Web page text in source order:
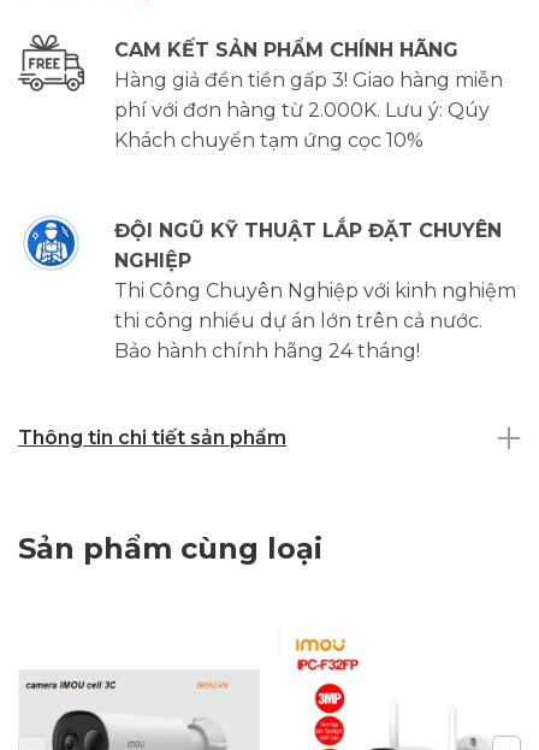
CAM KẾT SẢN PHẨM CHÍNH HÃNG
Hàng giả đền tiền gấp 3! Giao hàng miễn
phí với đơn hàng từ 2.000K. Lưu ý: Qúy
Khách chuyển tạm ứng cọc 10%
ĐỘI NGŨ KỸ THUẬT LẮP ĐẶT CHUYÊN
NGHIỆP
Thi Công Chuyên Nghiệp với kinh nghiệm
thi công nhiều dự án lớn trên cả nước.
Bảo hành chính hãng 24 tháng!
Thông tin chi tiết sản phẩm
Sản phẩm cùng loại